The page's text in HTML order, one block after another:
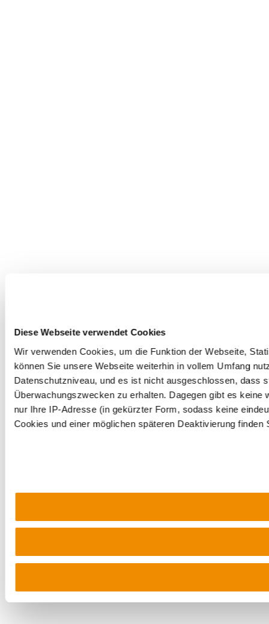
Diese Webseite verwendet Cookies
Wir verwenden Cookies, um die Funktion der Webseite,
können Sie unsere Webseite weiterhin in vollem Umfang
Datenschutzniveau, und es ist nicht ausgeschlossen, dass
Überwachungszwecken zu erhalten. Dagegen gibt es
nur Ihre IP-Adresse (in gekürzter Form, sodass keine
Cookies und einer möglichen späteren Deaktivierung